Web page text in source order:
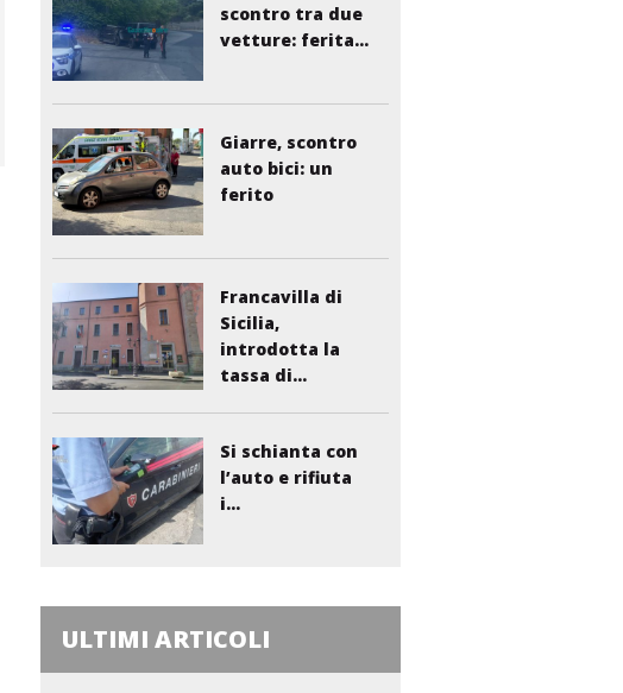
scontro tra due
vetture: ferita...
Giarre, scontro
auto bici: un
ferito
Francavilla di
Sicilia,
introdotta la
tassa di...
Si schianta con
l’auto e rifiuta
i...
ULTIMI ARTICOLI